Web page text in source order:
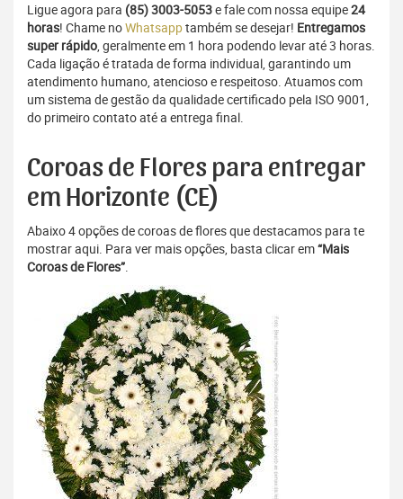
Ligue agora para (85) 3003-5053e fale com nossa equipe24
horas! Chame noWhatsapptambém se desejar! Entregamos
super rápido, geralmente em 1 hora podendo levar até 3 horas.
Cada ligação é tratada de forma individual, garantindo um
atendimento humano, atencioso e respeitoso. Atuamos com
um sistema de gestão da qualidade certificado pela ISO 9001,
do primeiro contato até a entrega final.
Coroas de Flores para entregar
em Horizonte (CE)
Abaixo 4 opções de coroas de flores que destacamos para te
mostrar aqui. Para ver mais opções, basta clicar em“Mais
Coroas de Flores”.